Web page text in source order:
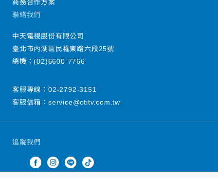
追蹤我們
商務合作方案
聯絡我們
中天電視股份有限公司
臺北市內湖區民權東路六段25號
總機：(02)6600-7766
客服專線： 02-2792-3151
客服信箱： service@ctitv.com.tw